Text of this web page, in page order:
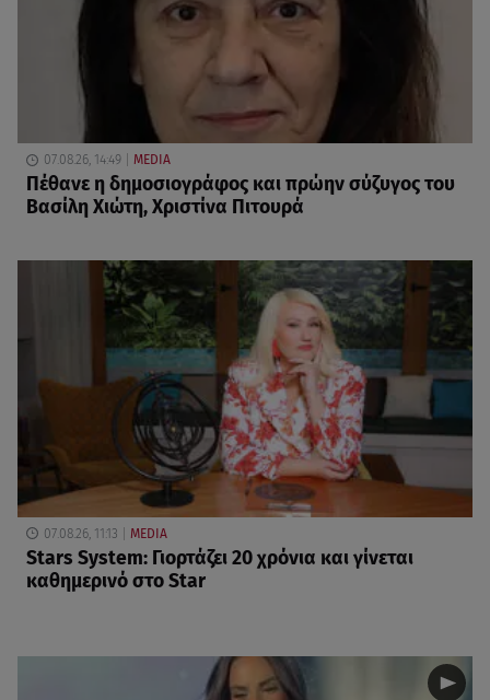
07.08.26, 14:49 MEDIA
Πέθανε η δημοσιογράφος και πρώην σύζυγος του
Βασίλη Χιώτη, Χριστίνα Πιτουρά
07.08.26, 11:13 MEDIA
Stars System: Γιορτάζει 20 χρόνια και γίνεται
καθημερινό στο Star